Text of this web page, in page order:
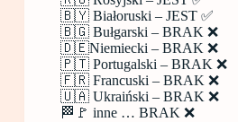
🇧🇾 Białoruski – JEST ✅
🇧🇬 Bułgarski – BRAK ❌
🇩🇪Niemiecki – BRAK ❌
🇵🇹 Portugalski – BRAK ❌
🇫🇷 Francuski – BRAK ❌
🇺🇦 Ukraiński – BRAK ❌
🏁🚩 inne … BRAK ❌